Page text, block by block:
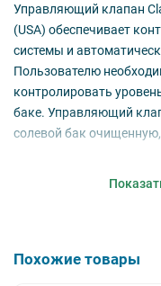
Управляющий клапан
(USA) обеспечивает
системы и
Пользователю
контролировать
баке. Управляющий
солевой бак
удаляет жесткость из
установить систему
Похожие товары